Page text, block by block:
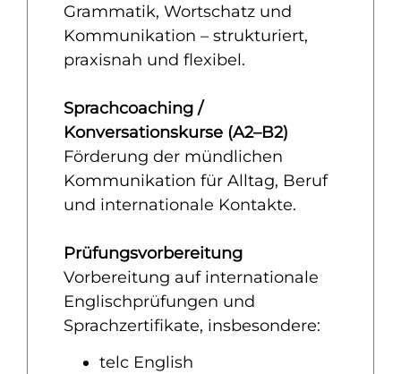
Grammatik, Wortschatz und
Kommunikation – strukturiert,
praxisnah und flexibel.
Sprachcoaching /
Konversationskurse (A2–B2)
Förderung der mündlichen
Kommunikation für Alltag, Beruf
und internationale Kontakte.
Prüfungsvorbereitung
Vorbereitung auf internationale
Englischprüfungen und
Sprachzertifikate, insbesondere:
telc English